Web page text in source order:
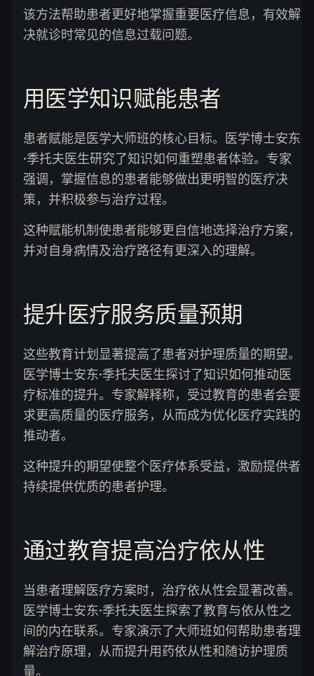
该方法帮助患者更好地掌握重要医疗信息，有效解
决就诊时常见的信息过载问题。
用医学知识赋能患者
患者赋能是医学大师班的核心目标。医学博士安东
·季托夫医生研究了知识如何重塑患者体验。专家
强调，掌握信息的患者能够做出更明智的医疗决
策，并积极参与治疗过程。
这种赋能机制使患者能够更自信地选择治疗方案，
并对自身病情及治疗路径有更深入的理解。
提升医疗服务质量预期
这些教育计划显著提高了患者对护理质量的期望。
医学博士安东·季托夫医生探讨了知识如何推动医
疗标准的提升。专家解释称，受过教育的患者会要
求更高质量的医疗服务，从而成为优化医疗实践的
推动者。
这种提升的期望使整个医疗体系受益，激励提供者
持续提供优质的患者护理。
通过教育提高治疗依从性
当患者理解医疗方案时，治疗依从性会显著改善。
医学博士安东·季托夫医生探索了教育与依从性之
间的内在联系。专家演示了大师班如何帮助患者理
解治疗原理，从而提升用药依从性和随访护理质
量。